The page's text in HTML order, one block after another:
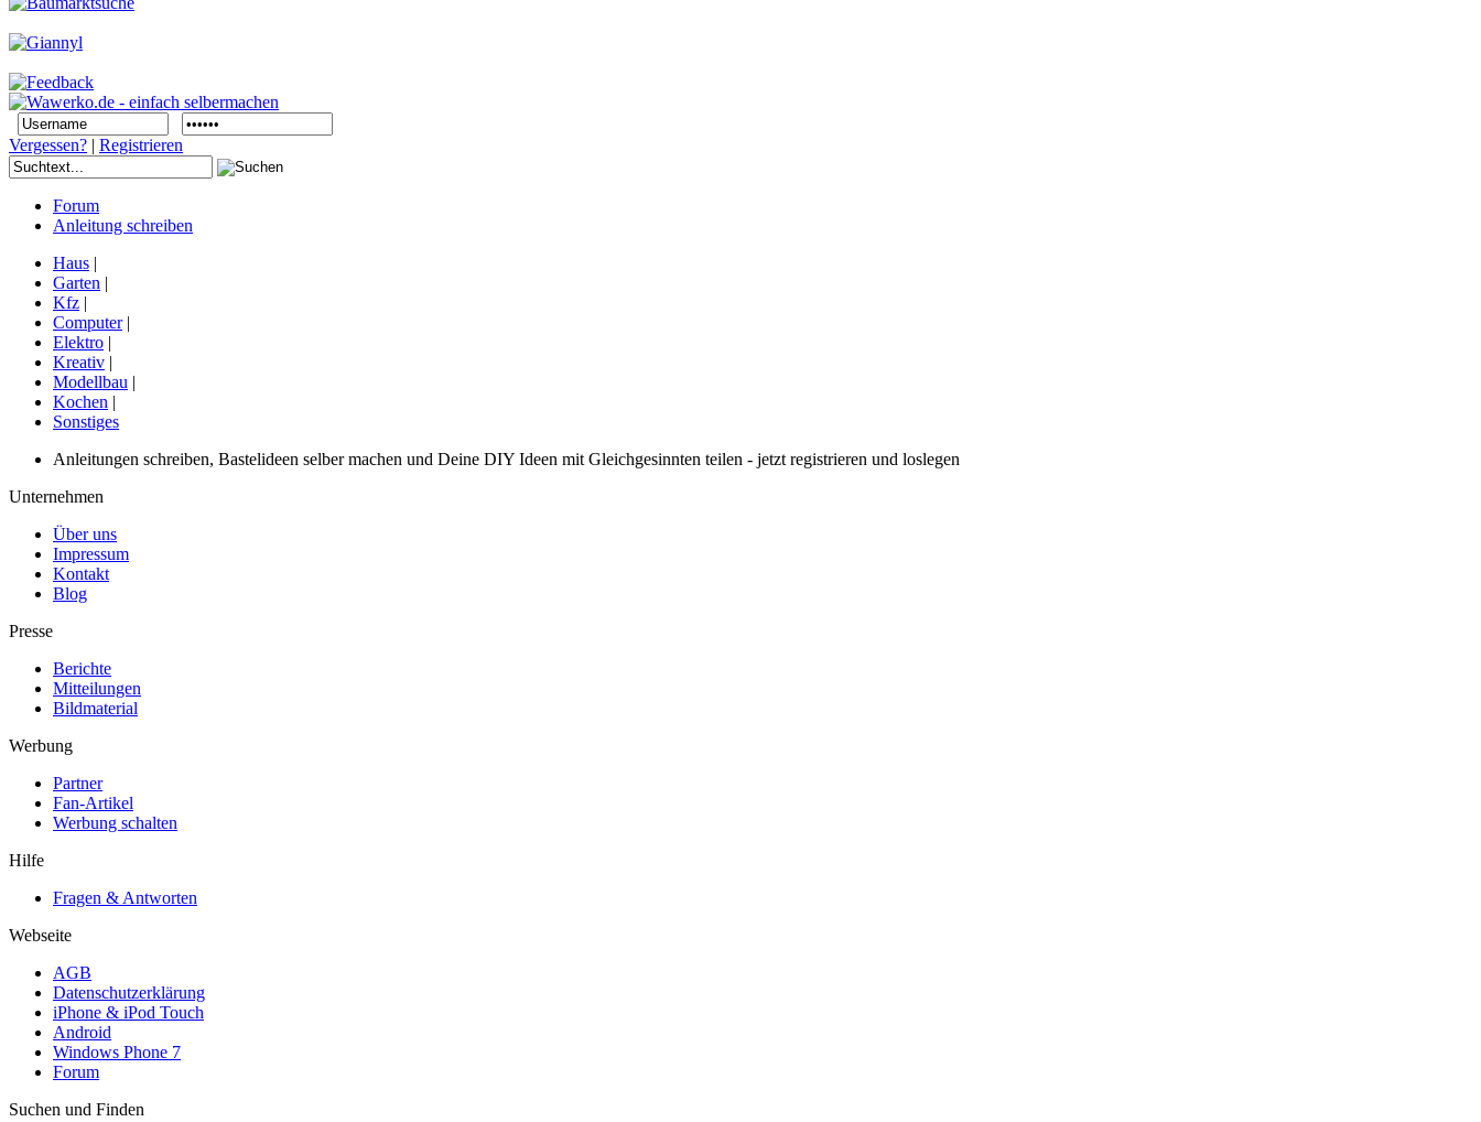
Vergessen? | Registrieren
Forum
Anleitung schreiben
Haus |
Garten |
Kfz |
Computer|
Elektro |
Kreativ |
Modellbau |
Kochen |
Sonstiges
Anleitungen schreiben, Bastelideen selber machen und Deine DIY Ideen mit Gleichgesinnten teilen - jetzt registrieren und loslegen
Unternehmen
Über uns
Impressum
Kontakt
Blog
Presse
Berichte
Mitteilungen
Bildmaterial
Werbung
Partner
Fan-Artikel
Werbung schalten
Hilfe
Fragen & Antworten
Webseite
AGB
Datenschutzerklärung
iPhone & iPod Touch
Android
Windows Phone 7
Forum
Suchen und Finden